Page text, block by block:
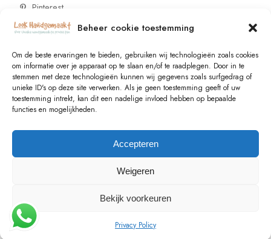
Beheer cookie toestemming
Om de beste ervaringen te bieden, gebruiken wij technologieën zoals cookies
om informatie over je apparaat op te slaan en/of te raadplegen. Door in te
stemmen met deze technologieën kunnen wij gegevens zoals surfgedrag of
unieke ID's op deze site verwerken. Als je geen toestemming geeft of uw
toestemming intrekt, kan dit een nadelige invloed hebben op bepaalde
functies en mogelijkheden.
Accepteren
Weigeren
Bekijk voorkeuren
Privacy Policy
Pinterest
CONTACT
Vragen of wensen? Neem contact op!
+31 (0)6 229 021 29
© 2023 , All Rights Reserved